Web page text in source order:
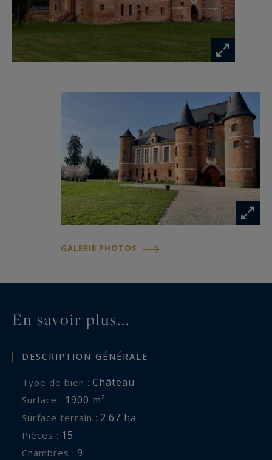
de réception, cuisine et un appartement de
gardien au rez-de-chaussée. Le premier étage
abrite une grande salle de réception ainsi qu’un
greniers. Desservi par deux escaliers, ce
bâtiment appelle une réhabilitation partielle,
laissant libre cours à de multiples projets
(hôtellerie de charme, réceptions, résidence
d’exception).
Les dépendances – orangerie, écuries, porterie,
étables et serre – complètent cet ensemble
parc paysager, les perspectives, la quiétude des
absolument!
Les informations sur les risques auxquels ce
www.georisques.gouv.fr
GALERIE PHOTOS
En savoir plus...
DESCRIPTION GÉNÉRALE
Type de bien : Château
Surface : 1900 m²
Surface terrain : 2.67 ha
Pièces : 15
Chambres : 9